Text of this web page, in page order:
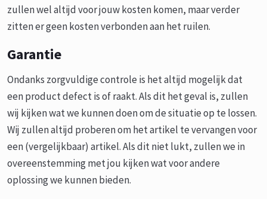
zullen wel altijd voor jouw kosten komen, maar verder
zitten er geen kosten verbonden aan het ruilen.
Garantie
Ondanks zorgvuldige controle is het altijd mogelijk dat
een product defect is of raakt. Als dit het geval is, zullen
wij kijken wat we kunnen doen om de situatie op te lossen.
Wij zullen altijd proberen om het artikel te vervangen voor
een (vergelijkbaar) artikel. Als dit niet lukt, zullen we in
overeenstemming met jou kijken wat voor andere
oplossing we kunnen bieden.